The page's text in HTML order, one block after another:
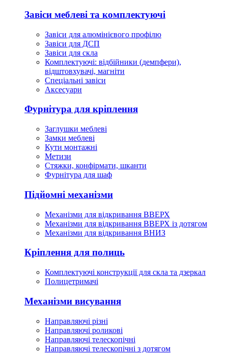
Завіси меблеві та комплектуючі
Завіси для алюмінієвого профілю
Завіси для ДСП
Завіси для скла
Комплектуючі: відбійники (демпфери),
відштовхувачі, магніти
Спеціальні завіси
Аксесуари
Фурнітура для кріплення
Заглушки меблеві
Замки меблеві
Кути монтажні
Метизи
Стяжки, конфірмати, шканти
Фурнітура для шаф
Підйомні механізми
Механізми для відкривання ВВЕРХ
Механізми для відкривання ВВЕРХ із дотягом
Механізми для відкривання ВНИЗ
Кріплення для полиць
Комплектуючі конструкції для скла та дзеркал
Полицетримачі
Механізми висування
Направляючі різні
Направляючі роликові
Направляючі телескопічні
Направляючі телескопічні з дотягом